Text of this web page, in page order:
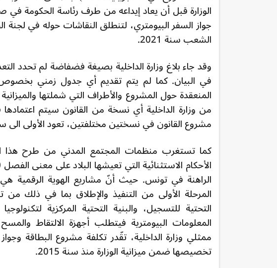
جواز السفر البيومتري، لتنطلق النقاشات حوله في
الشعب سنة 2021.
وقد جاء بلاغ وزارة الداخلية بصيغة فضفاضة لم تحدد
في البيان. كما لم يتم تقديم أي جدول زمني
المنعقدة حول المشروع والأطراف التي شملتها
من وزارة الداخلية أي نسخة من القانون سيتم
مشروع القانون في نسختين مختلفتين، تعود الأولى الى سنة 2016 و الثانية الى
كما تستغرب منظمات المجتمع المدني من طرح هذا
الراهنة في تونس. حيث أنّ مشاريع الهوية الرقمية
المرحلة الأولى من التنفيذ والإطلاق بما في ذلك من
التحتية للتسجيل، والبنية التحتية المركزية
المعلومات البيومترية فيتطلب أجهزة الالتقاط
ممثلي وزارة الداخلية، تقّدر تكلفة مشروع البطاقة
تخصيصها ضمن ميزانية الوزارة منذ سنة 2015.